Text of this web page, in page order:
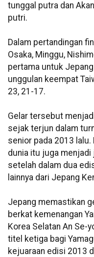
tunggal putra dan
putri.
Dalam pertandingan
Osaka, Minggu,
pertama untuk
unggulan keempat
23, 21-17.
Gelar tersebut
sejak terjun dalam
senior pada 2013
dunia itu juga menjadi
setelah dalam dua
lainnya dari Jepang
Jepang memastikan
berkat kemenangan
Korea Selatan An Se-
titel ketiga bagi
kejuaraan edisi 2013